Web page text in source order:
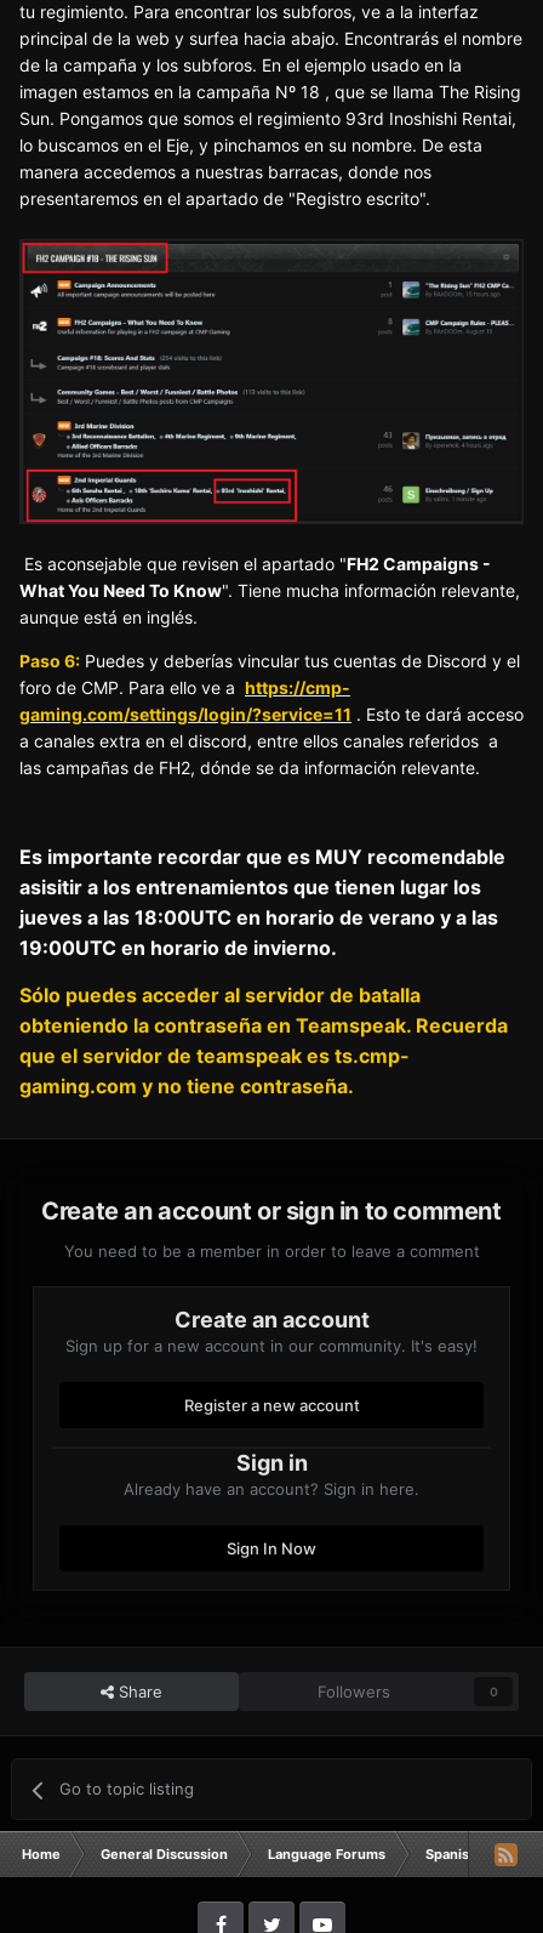
tu regimiento. Para encontrar los subforos, ve a la interfaz
principal de la web y surfea hacia abajo. Encontrarás el nombre
de la campaña y los subforos. En el ejemplo usado en la
imagen estamos en la campaña Nº 18 , que se llama The Rising
Sun. Pongamos que somos el regimiento 93rd Inoshishi Rentai,
lo buscamos en el Eje, y pinchamos en su nombre. De esta
manera accedemos a nuestras barracas, donde nos
presentaremos en el apartado de "Registro escrito".
Es aconsejable que revisen el apartado "FH2 Campaigns -
What You Need To Know". Tiene mucha información relevante,
aunque está en inglés.
Paso 6: Puedes y deberías vincular tus cuentas de Discord y el
foro de CMP. Para ello ve a https://cmp-
gaming.com/settings/login/?service=11 . Esto te dará acceso
a canales extra en el discord, entre ellos canales referidos a
las campañas de FH2, dónde se da información relevante.
Es importante recordar que es MUY recomendable
asisitir a los entrenamientos que tienen lugar los
jueves a las 18:00UTC en horario de verano y a las
19:00UTC en horario de invierno.
Sólo puedes acceder al servidor de batalla
obteniendo la contraseña en Teamspeak. Recuerda
que el servidor de teamspeak es ts.cmp-
gaming.com y no tiene contraseña.
Create an account or sign in to comment
You need to be a member in order to leave a comment
Create an account
Sign up for a new account in our community. It's easy!
Register a new account
Sign in
Already have an account? Sign in here.
Sign In Now
Share Followers 0
Go to topic listing
Home General Discussion Language Forums Spanish